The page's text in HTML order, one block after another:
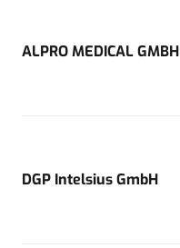
ALPRO MEDICAL GMBH
DGP Intelsius GmbH